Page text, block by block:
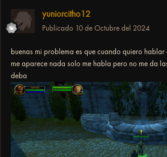
yuniorcitho12
Publicado 10 de Octubre del 2024
buenas mi problema es que cuando quiero
me aparece nada solo me habla pero no me da
deba